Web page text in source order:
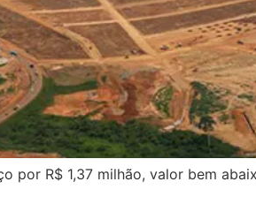
por R$ 1,37 milhão, valor bem